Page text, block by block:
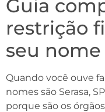
Guia
restrição
seu
Quando você ouve
nomes são Serasa,
porque são os